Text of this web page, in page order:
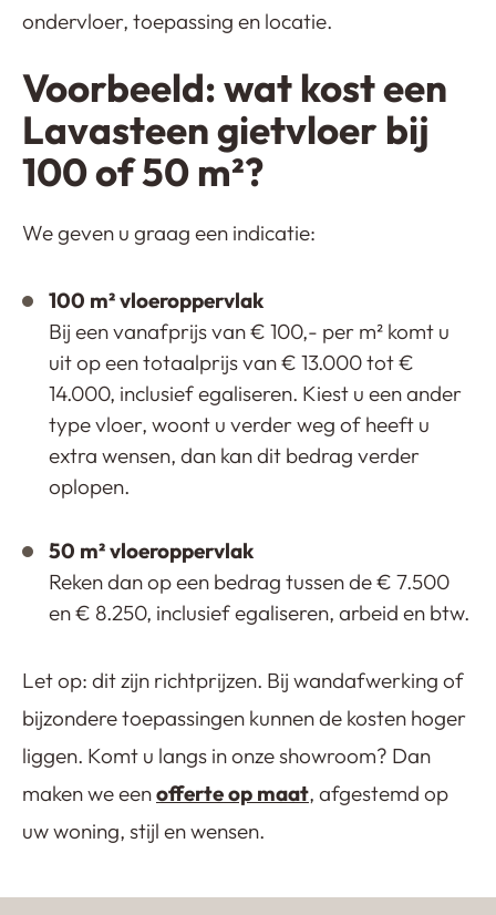
ondervloer, toepassing en locatie.
Voorbeeld: wat kost een
Lavasteen gietvloer bij
100 of 50 m²?
We geven u graag een indicatie:
100 m² vloeroppervlak
Bij een vanafprijs van € 100,- per m² komt u
uit op een totaalprijs van € 13.000 tot €
14.000, inclusief egaliseren. Kiest u een ander
type vloer, woont u verder weg of heeft u
extra wensen, dan kan dit bedrag verder
oplopen.
50 m² vloeroppervlak
Reken dan op een bedrag tussen de € 7.500
en € 8.250, inclusief egaliseren, arbeid en btw.
Let op: dit zijn richtprijzen. Bij wandafwerking of
bijzondere toepassingen kunnen de kosten hoger
liggen. Komt u langs in onze showroom? Dan
maken we eenofferte op maat, afgestemd op
uw woning, stijl en wensen.